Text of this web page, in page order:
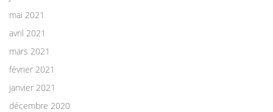
mai 2021
avril 2021
mars 2021
février 2021
janvier 2021
décembre 2020